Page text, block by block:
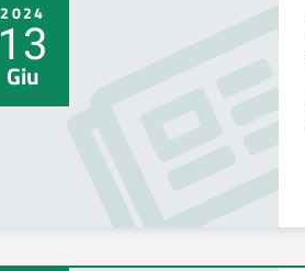
2024
13
Giu